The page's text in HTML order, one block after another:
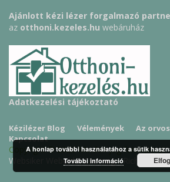
Ajánlott kézi lézer forgalmazó
az otthoni.kezeles.hu webáruház
Adatkezelési tájékoztató
Kézilézer Blog Vélemények
Az
Kapcsolat
Copyright © 2026 Minden jog fenntartva!
Websiker Weboldal Csomag - Richard27.hu
A honlap további használatához a sütik
További információ